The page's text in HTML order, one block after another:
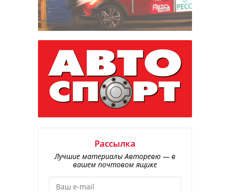
Рассылка
Лучшие материалы Авторевю — в
вашем почтовом ящике